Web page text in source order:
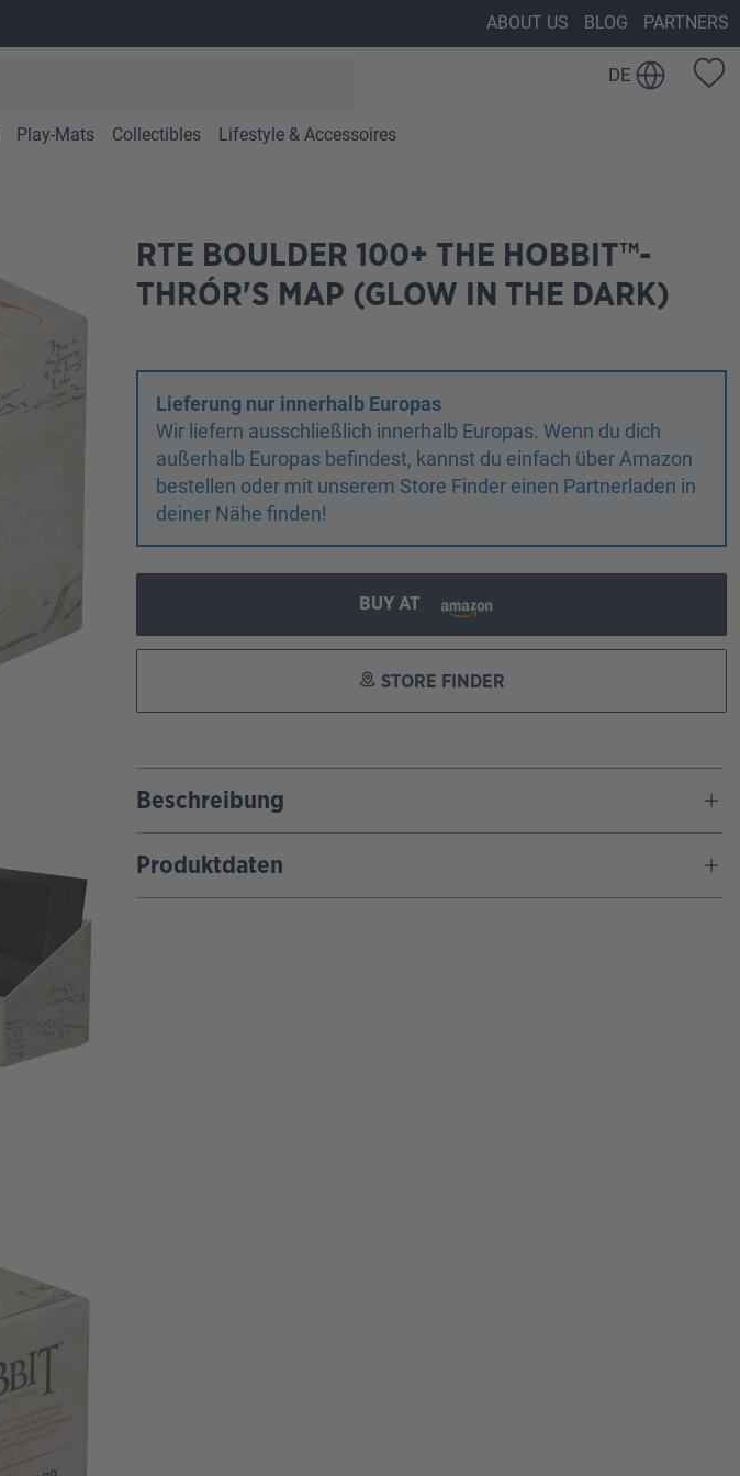
ABOUT US BLOG PARTNERS
DE
Play-Mats Collectibles Lifestyle & Accessoires
RTE BOULDER 100+ THE HOBBIT™-
THRÓR'S MAP (GLOW IN THE DARK)
Lieferung nur innerhalb Europas
Wir liefern ausschließlich innerhalb Europas. Wenn du dich
außerhalb Europas befindest, kannst du einfach über Amazon
bestellen oder mit unserem Store Finder einen Partnerladen in
deiner Nähe finden!
BUY AT
STORE FINDER
Beschreibung
Produktdaten